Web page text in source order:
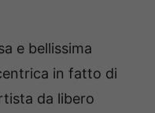
e bellissima
in fatto di
da libero